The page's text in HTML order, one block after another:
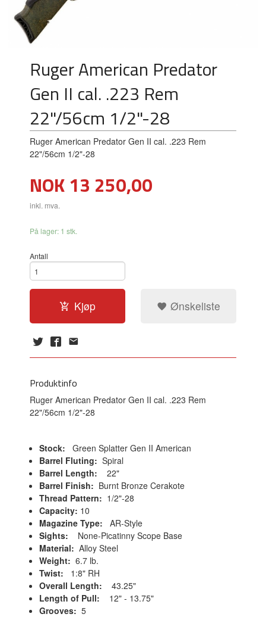
Ruger American Predator
Gen II cal. .223 Rem
22"/56cm 1/2"-28
Ruger American Predator Gen II cal. .223 Rem
22"/56cm 1/2"-28
Pris
NOK13 250,00
inkl. mva.
På lager: 1 stk.
Antall
Kjøp Ønskeliste
Produktinfo
Ruger American Predator Gen II cal. .223 Rem
22"/56cm 1/2"-28
Stock: Green Splatter Gen II American
Barrel Fluting: Spiral
Barrel Length:
22"
Barrel Finish: Burnt Bronze Cerakote
Thread Pattern: 1/2"-28
Capacity: 10
Magazine Type: AR-Style
Sights:
None-Picatinny Scope Base
Material: Alloy Steel
Weight: 6.7 lb.
Twist:
1:8" RH
Overall Length:
43.25"
Length of Pull:
12"- 13.75"
Grooves: 5